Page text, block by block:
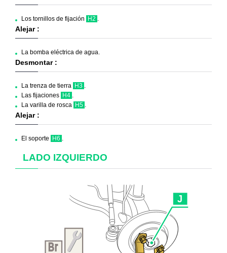
Los tornillos de fijación H2 .
Alejar :
La bomba eléctrica de agua.
Desmontar :
La trenza de tierra H3 .
Las fijaciones H4 .
La varilla de rosca H5 .
Alejar :
El soporte H6 .
LADO IZQUIERDO